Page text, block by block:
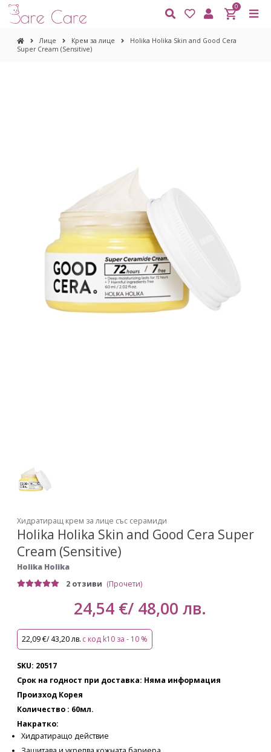
0
Лице Крем за лице
Holika Holika Skin and Good Cera
Super Cream (Sensitive)
Хидратиращ крем за лице със серамиди
Holika Holika Skin and Good Cera Super
Cream (Sensitive)
Holika Holika
2 отзиви (Прочети)
24,54 €/ 48,00 лв.
22,09 €/ 43,20 лв. с код k10 за - 10 %
SKU: 20517
Срок на годност при доставка: Няма информация
Произход Корея
Количество : 60мл.
Накратко:
Хидратиращо действие